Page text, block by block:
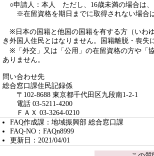
○申請人：本人 ただし、16歳未満の場合は、
※在留資格を期日までに取得されない場合
※日本の国籍と他国の国籍を有する方（いわ
き外国人住民とはなりません。国籍離脱・喪失
※「外交」又は「公用」の在留資格の方や「
ありません。
問い合わせ先
総合窓口課住民記録係
〒102-8688 東京都千代田区九段南1-2-1
電話 03-5211-4200
ＦＡＸ 03-3264-0210
FAQ作成課：地域振興部 総合窓口課
FAQ-NO：FAQn8999
更新日：2021/04/01